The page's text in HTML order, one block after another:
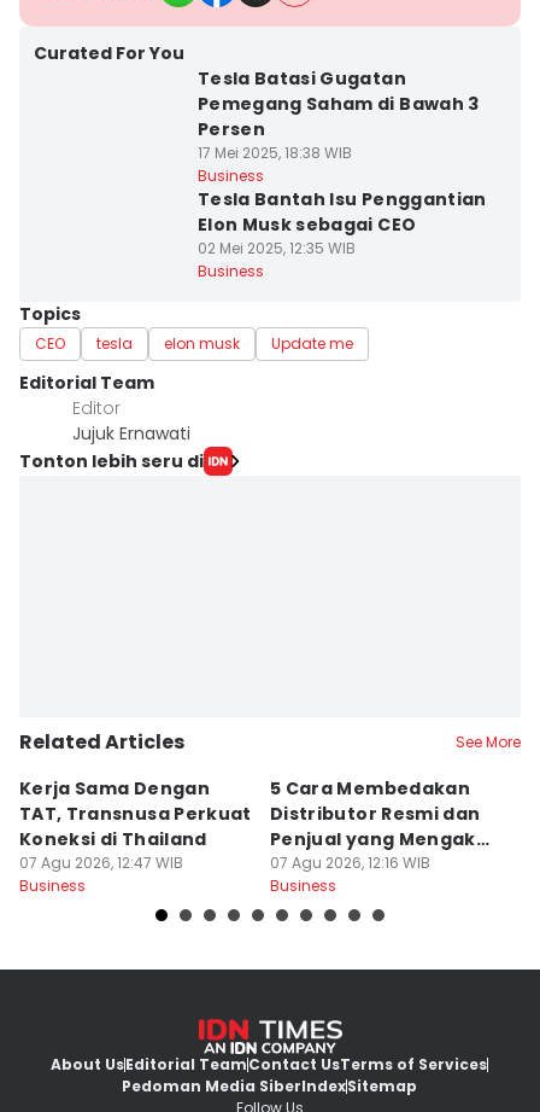
Curated For You
Tesla Batasi Gugatan
Pemegang Saham di Bawah 3
Persen
17 Mei 2025, 18:38 WIB
Business
Tesla Bantah Isu Penggantian
Elon Musk sebagai CEO
02 Mei 2025, 12:35 WIB
Business
Topics
CEO tesla elon musk Update me
Editorial Team
Editor
Jujuk Ernawati
Tonton lebih seru di
Related Articles See More
Kerja Sama Dengan
TAT, Transnusa Perkuat
Koneksi di Thailand
07 Agu 2026, 12:47 WIB
Business
5 Cara Membedakan
Distributor Resmi dan
Penjual yang Mengaku
Resmi
07 Agu 2026, 12:16 WIB
Business
About UsEditorial TeamContact UsTerms of Services
Pedoman Media SiberIndexSitemap
Follow Us